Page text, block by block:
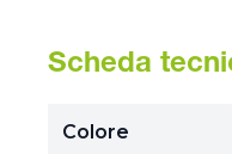
Scheda
Colore